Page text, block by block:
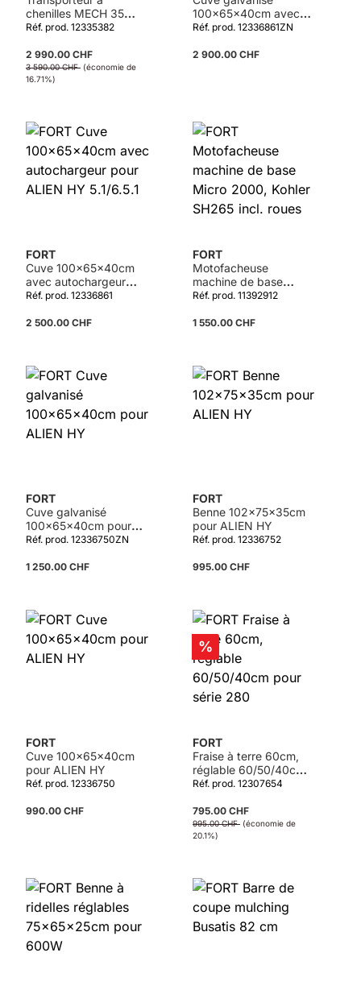
chenilles MECH 35
incl. benne, KOHLER
Réf. prod. 12335382
2 990.00 CHF
3 590.00 CHF (économie de
16.71%)
100x65x40cm avec
autochargeur pour
Réf. prod. 12336861ZN
2 900.00 CHF
FORT
Cuve 100x65x40cm
avec autochargeur
pour ALIEN HY
Réf. prod. 12336861
2 500.00 CHF
FORT
Motofacheuse
machine de base
Micro 2000, Kohler
Réf. prod. 11392912
1 550.00 CHF
FORT
Cuve galvanisé
100x65x40cm pour
ALIEN HY
Réf. prod. 12336750ZN
1 250.00 CHF
FORT
Benne 102x75x35cm
pour ALIEN HY
Réf. prod. 12336752
995.00 CHF
FORT
Cuve 100x65x40cm
pour ALIEN HY
Réf. prod. 12336750
990.00 CHF
Réduction
%
FORT
Fraise à terre 60cm,
réglable 60/50/40cm
pour série 280
Réf. prod. 12307654
795.00 CHF
995.00 CHF (économie de
20.1%)